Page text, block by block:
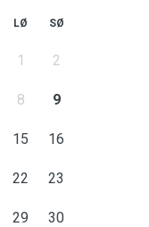
LØ SØ
1 2
8 9
15 16
22 23
29 30